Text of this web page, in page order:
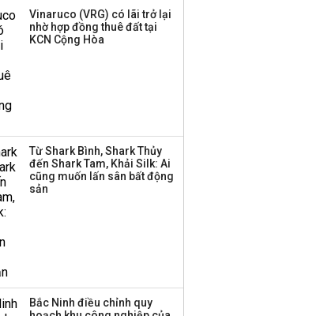
thanh lý toàn bộ cửa
hàng
Công ty 100 tỷ của
Huấn Hoa Hồng bỗng
dưng ‘biến mất’, một
Vinaruco (VRG) có lãi trở lại
nhờ hợp đồng thuê đất tại
KCN Cộng Hòa
Từ Shark Bình, Shark Thủy
đến Shark Tam, Khải Silk: Ai
cũng muốn lấn sân bất động
sản
Bắc Ninh điều chỉnh quy